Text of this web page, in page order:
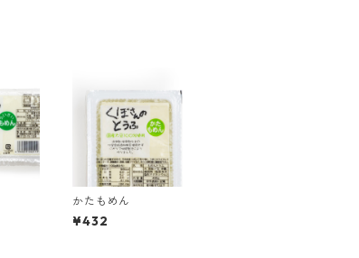
かたもめん
¥432